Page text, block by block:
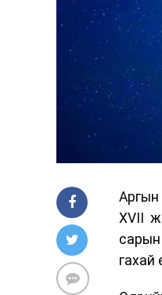
Аргын
XVII
сарын
гахай